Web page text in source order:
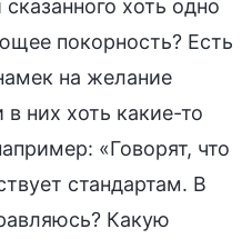
хоть одно
покорность? Есть
на желание
в них хоть какие-то
«Говорят, что
стандартам. В
Какую